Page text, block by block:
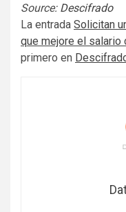
Source: Descifrado
La entrada Solicitan
que mejore el
primero en